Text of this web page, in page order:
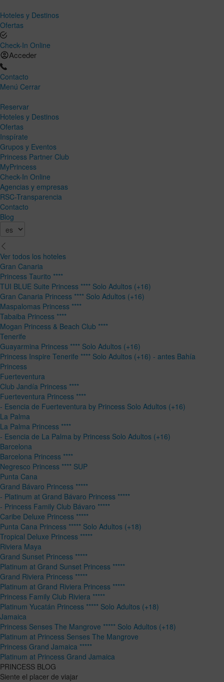
Hoteles y Destinos
Ofertas
Check-In Online
Acceder
Contacto
Menú Cerrar
Reservar
Hoteles y Destinos
Ofertas
Inspírate
Grupos y Eventos
Princess Partner Club
MyPrincess
Check-In Online
Agencias y empresas
RSC-Transparencia
Contacto
Blog
Ver todos los hoteles
Gran Canaria
Princess Taurito ****
TUI BLUE Suite Princess **** Solo Adultos (+16)
Gran Canaria Princess **** Solo Adultos (+16)
Maspalomas Princess ****
Tabaiba Princess ****
Mogan Princess & Beach Club ****
Tenerife
Guayarmina Princess **** Solo Adultos (+16)
Princess Inspire Tenerife **** Solo Adultos (+16) - antes Bahía
Princess
Fuerteventura
Club Jandía Princess ****
Fuerteventura Princess ****
- Esencia de Fuerteventura by Princess Solo Adultos (+16)
La Palma
La Palma Princess ****
- Esencia de La Palma by Princess Solo Adultos (+16)
Barcelona
Barcelona Princess ****
Negresco Princess **** SUP
Punta Cana
Grand Bávaro Princess *****
- Platinum at Grand Bávaro Princess *****
- Princess Family Club Bávaro *****
Caribe Deluxe Princess *****
Punta Cana Princess ***** Solo Adultos (+18)
Tropical Deluxe Princess *****
Riviera Maya
Grand Sunset Princess *****
Platinum at Grand Sunset Princess *****
Grand Riviera Princess *****
Platinum at Grand Riviera Princess *****
Princess Family Club Riviera *****
Platinum Yucatán Princess ***** Solo Adultos (+18)
Jamaica
Princess Senses The Mangrove ***** Solo Adultos (+18)
Platinum at Princess Senses The Mangrove
Princess Grand Jamaica *****
Platinum at Princess Grand Jamaica
PRINCESS BLOG
Siente el placer de viajar